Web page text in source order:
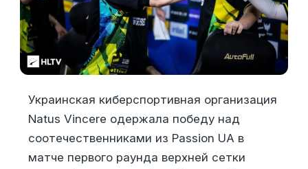
Украинская киберспортивная организация
Natus Vincere одержала победу над
соотечественниками из Passion UA в
матче первого раунда верхней сетки